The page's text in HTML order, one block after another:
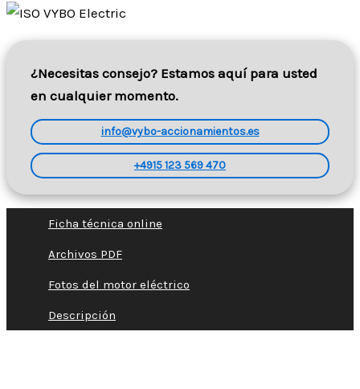
¿Necesitas consejo? Estamos aquí para usted
en cualquier momento.
info@vybo-accionamientos.es
+4915 123 569 470
Ficha técnica online
Archivos PDF
Fotos del motor eléctrico
Descripción